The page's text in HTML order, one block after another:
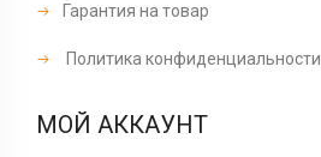
Гарантия на товар
Политика конфиденциальности
МОЙ АККАУНТ